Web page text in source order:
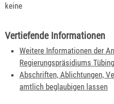
keine
Vertiefende Informationen
Weitere Informationen der
Regierungspräsidiums
Abschriften, Ablichtungen,
amtlich beglaubigen lassen